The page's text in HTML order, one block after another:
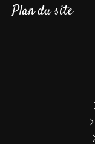
Plan du site